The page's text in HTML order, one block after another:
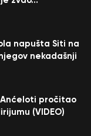
napušta Siti na
nekadašnji
pročitao
(VIDEO)